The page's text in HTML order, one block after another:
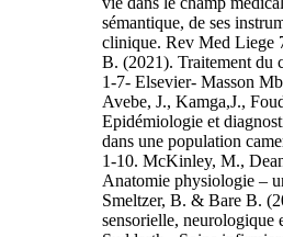
sémantique, de ses
clinique. Rev Med Liege
B. (2021). Traitement du
1-7- Elsevier- Masson
Avebe, J., Kamga,J.,
Epidémiologie et
dans une population
1-10. McKinley, M.,
Anatomie physiologie –
Smeltzer, B. & Bare B.
sensorielle, neurologique